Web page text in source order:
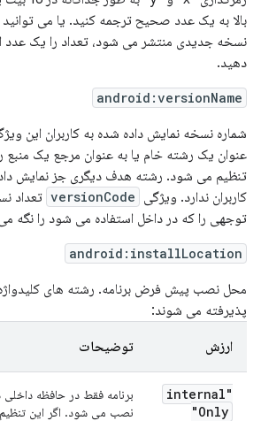
بالا به یک عدد صحیح ترجمه کنید. یا می توانید
نسخه جدیدی منتشر می شود، تعداد را یک عدد
دهید.
android:versionName
شماره نسخه نمایش داده شده به کاربران این
عنوان یک رشته خام یا به عنوان مرجع یک منبع
تنظیم می شود. رشته هدف دیگری جز نمایش
کاربران ندارد. ویژگی versionCode تعداد
توجهی را که در داخل استفاده می شود را نگه
android:installLocation
محل نصب پیش فرض برنامه. رشته های کلیدواژه
پذیرفته می شوند:
ارزش توضیحات
"internal
Only"
برنامه فقط در حافظه داخلی
نصب می شود. اگر این تنظیم